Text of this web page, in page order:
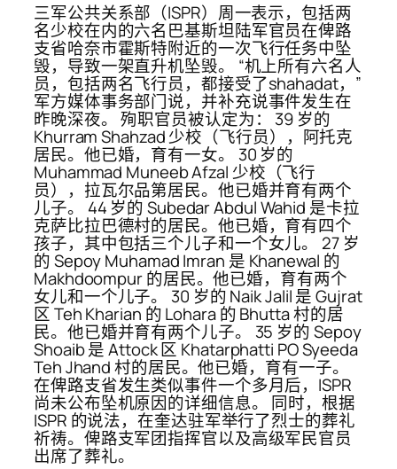
三军公共关系部（ISPR）周一表示，包括两
名少校在内的六名巴基斯坦陆军官员在俾路
支省哈奈市霍斯特附近的一次飞行任务中坠
毁，导致一架直升机坠毁。 “机上所有六名人
员，包括两名飞行员，都接受了shahadat，”
军方媒体事务部门说，并补充说事件发生在
昨晚深夜。 殉职官员被认定为： 39 岁的
Khurram Shahzad 少校（飞行员），阿托克
居民。他已婚，育有一女。 30 岁的
Muhammad Muneeb Afzal 少校（飞行
员），拉瓦尔品第居民。他已婚并育有两个
儿子。 44 岁的 Subedar Abdul Wahid 是卡拉
克萨比拉巴德村的居民。他已婚，育有四个
孩子，其中包括三个儿子和一个女儿。 27 岁
的 Sepoy Muhamad Imran 是 Khanewal 的
Makhdoompur 的居民。他已婚，育有两个
女儿和一个儿子。 30 岁的 Naik Jalil 是 Gujrat
区 Teh Kharian 的 Lohara 的 Bhutta 村的居
民。他已婚并育有两个儿子。 35 岁的 Sepoy
Shoaib 是 Attock 区 Khatarphatti PO Syeeda
Teh Jhand 村的居民。他已婚，育有一子。
在俾路支省发生类似事件一个多月后，ISPR
尚未公布坠机原因的详细信息。 同时，根据
ISPR 的说法，在奎达驻军举行了烈士的葬礼
祈祷。俾路支军团指挥官以及高级军民官员
出席了葬礼。